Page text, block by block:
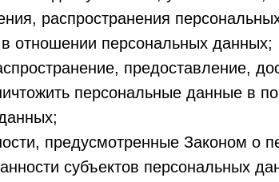
распространения
отношении персональных данных;
предоставление,
персональные данные в
предусмотренные Законом о
субъектов персональных